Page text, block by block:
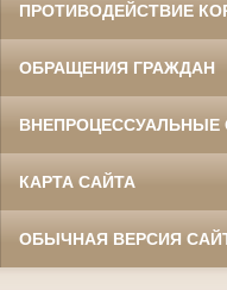
ПРОТИВОДЕЙСТВИЕ
ОБРАЩЕНИЯ ГРАЖДАН
ВНЕПРОЦЕССУАЛЬНЫЕ
КАРТА САЙТА
ОБЫЧНАЯ ВЕРСИЯ